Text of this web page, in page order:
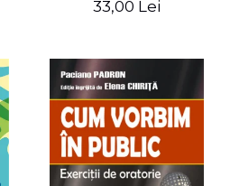
33,00 Lei